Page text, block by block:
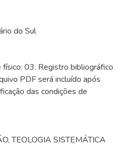
do Sul
físico: 03. Registro bibliográfico
PDF será incluído após
das condições de
,TEOLOGIA SISTEMÁTICA